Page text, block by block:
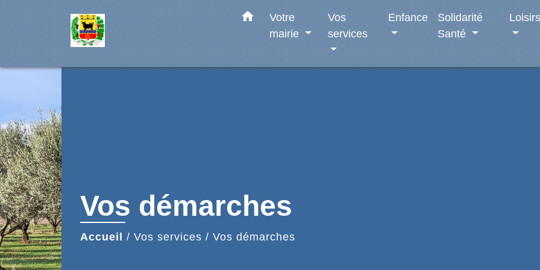
home
Votre
mairie
Vos
services
Enfance
Solidarité
Santé
Loisirs
Vos démarches
Accueil / Vos services / Vos démarches